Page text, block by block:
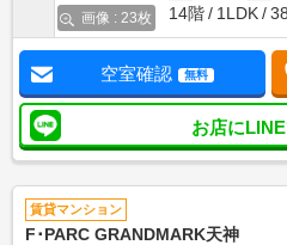
画像 : 23枚
14階
1LDK
空室確認 無料
お店に
賃貸マンション
F･PARC GRANDMARK天神